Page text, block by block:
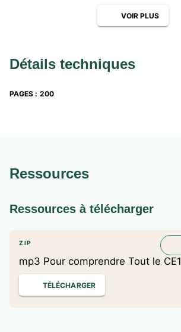
VOIR PLUS
Détails techniques
PAGES : 200
Ressources
Ressources à télécharger
ZIP
mp3 Pour comprendre Tout le CE1
TÉLÉCHARGER